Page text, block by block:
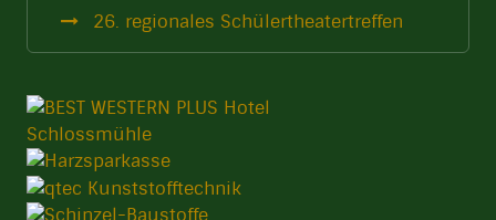
26. regionales Schülertheatertreffen